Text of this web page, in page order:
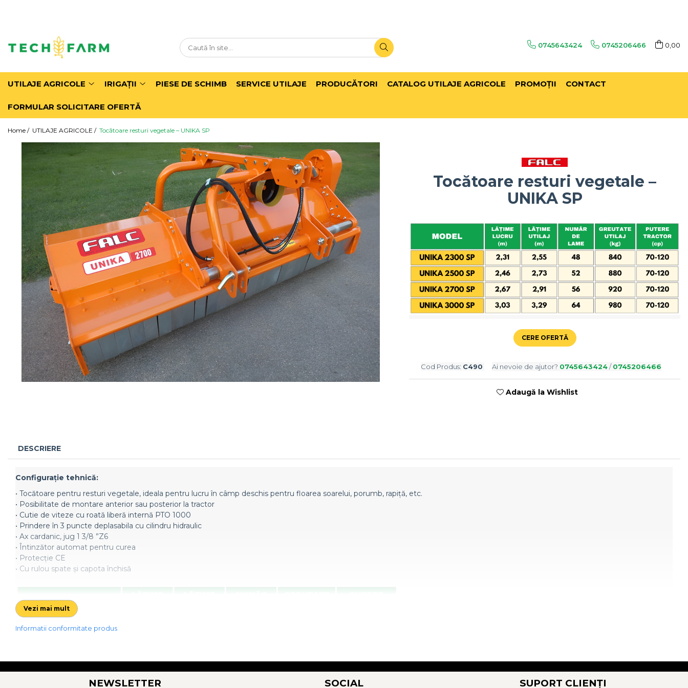
Balotiere
Combinatoare
Cositori agricole
Cultivatoare
Dezmiriștitoare
Freze agricole
Grape cu discuri
Grape Rotative
Greble agricole
Hedere
Maşini erbicidat
Mașini pentru săpat
Mașini Împrăștiat Amendamente
Mașini Împrăștiat Sare
Pluguri
Pluguri Reversibile
Pluguri Rotative
Prășitori
Remorci Agricole
Remorci Tehnologice
Remorci Transfer Cereale
Semănători
Semănători Păioase
Tocătoare agricole
Tăvăluguri
Utilaje Diverse
Utilaje pentru vii şi livezi
Utilaje Strip-Till (prelucrare în
benzi)
Motopompe Irigații
Pivoți irigații
Sisteme irigații prin picurare
Tamburi irigații
0745643424 0745206466 0,00
UTILAJE AGRICOLE IRIGAŢII PIESE DE SCHIMB SERVICE UTILAJE PRODUCĂTORI CATALOG UTILAJE AGRICOLE PROMOŢII CONTACT
FORMULAR SOLICITARE OFERTĂ
Home / UTILAJE AGRICOLE / Tocătoare resturi vegetale – UNIKA SP
Tocătoare resturi vegetale –
UNIKA SP
CERE OFERTĂ
Cod Produs: C490 Ai nevoie de ajutor? 0745643424 /0745206466
Adaugă la Wishlist
DESCRIERE
Configuraţie tehnică:
• Tocătoare pentru resturi vegetale, ideala pentru lucru în câmp deschis pentru floarea soarelui, porumb, rapiță, etc.
• Posibilitate de montare anterior sau posterior la tractor
• Cutie de viteze cu roată liberă internă PTO 1000
• Prindere în 3 puncte deplasabila cu cilindru hidraulic
• Ax cardanic, jug 1 3/8 ”Z6
• Întinzător automat pentru curea
• Protecție CE
• Cu rulou spate și capota închisă
Vezi mai mult
Informatii conformitate produs
NEWSLETTER SOCIAL SUPORT CLIENȚI